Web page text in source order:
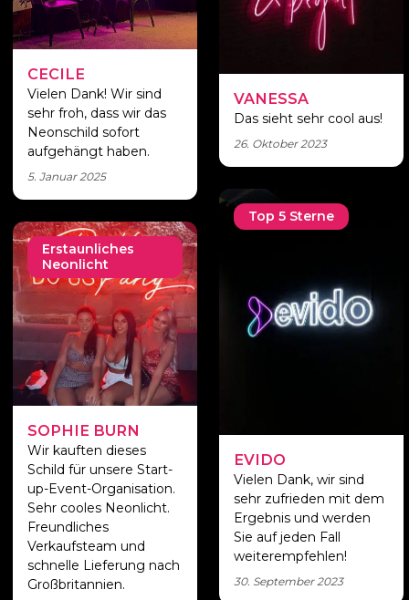
CECILE
Vielen Dank! Wir sind
sehr froh, dass wir das
Neonschild sofort
aufgehängt haben.
5. Januar 2025
Erstaunliches
Neonlicht
SOPHIE BURN
Wir kauften dieses
Schild für unsere Start-
up-Event-Organisation.
Sehr cooles Neonlicht.
Freundliches
Verkaufsteam und
schnelle Lieferung nach
Großbritannien.
VANESSA
Das sieht sehr cool aus!
26. Oktober 2023
Top 5 Sterne
EVIDO
Vielen Dank, wir sind
sehr zufrieden mit dem
Ergebnis und werden
Sie auf jeden Fall
weiterempfehlen!
30. September 2023